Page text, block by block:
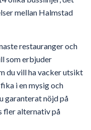
mellan Halmstad
restauranger och
som erbjuder
du vill ha vacker utsikt
i en mysig och
garanterat nöjd på
fler alternativ på